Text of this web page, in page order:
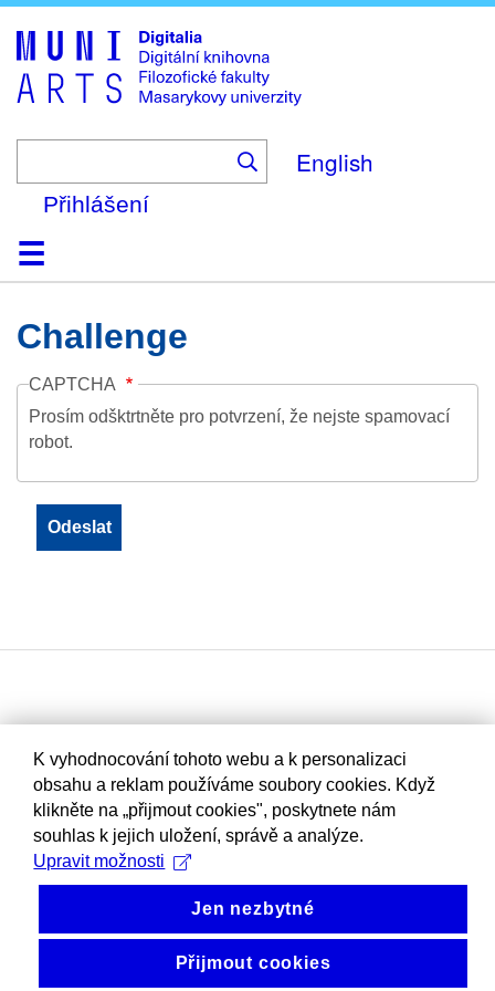
to
main
content
English
Přihlášení
DomůKolekce
Prohlížení
Vyhledávání
O platformě
Nápověda
KontaktDigitalia
Challenge
CAPTCHA
Prosím odšktrtněte pro potvrzení, že nejste spamovací
robot.
K vyhodnocování tohoto webu a k personalizaci
obsahu a reklam používáme soubory cookies. Když
klikněte na „přijmout cookies", poskytnete nám
souhlas k jejich uložení, správě a analýze.
Upravit možnosti
Jen nezbytné
Přijmout cookies